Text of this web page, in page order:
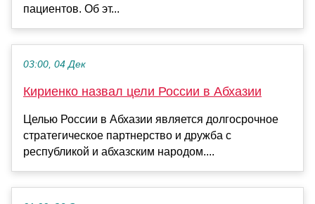
пациентов. Об эт...
03:00, 04 Дек
Кириенко назвал цели России в Абхазии
Целью России в Абхазии является долгосрочное
стратегическое партнерство и дружба с
республикой и абхазским народом....